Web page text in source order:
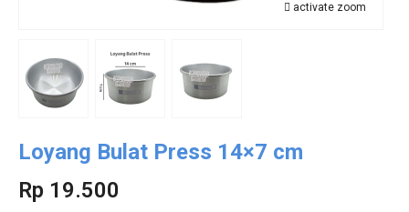
activate zoom
Loyang Bulat Press 14×7 cm
Rp 19.500